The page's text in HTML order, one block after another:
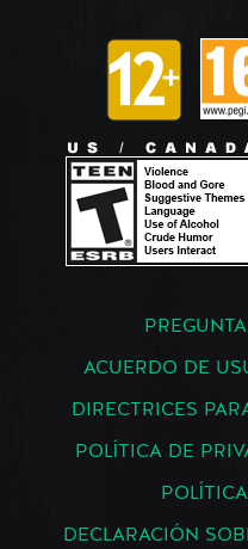
ACUERDO DE
DIRECTRICES
POLÍTICA DE
DECLARACIÓN